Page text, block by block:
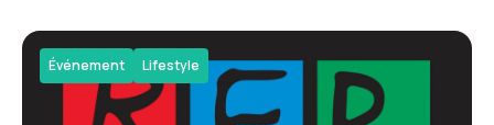
Événement Lifestyle